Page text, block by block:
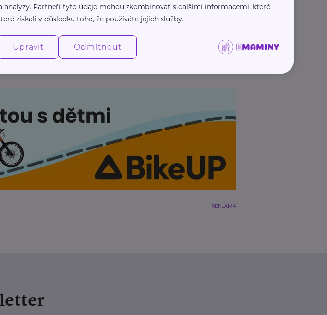
REKLAMA
analýzy. Partneři tyto údaje mohou zkombinovat s dalšími informacemi, které
získali v důsledku toho, že používáte jejich služby.
Upravit Odmítnout